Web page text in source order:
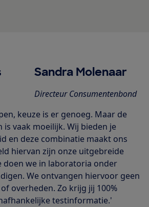
Sandra Molenaar
Directeur Consumentenbond
keuze is er genoeg. Maar de
is vaak moeilijk. Wij bieden je
en deze combinatie maakt ons
hiervan zijn onze uitgebreide
doen we in laboratoria onder
We ontvangen hiervoor geen
overheden. Zo krijg jij 100%
testinformatie.'